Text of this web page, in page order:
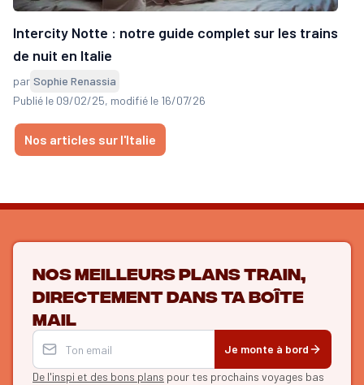
Intercity Notte : notre guide complet sur les trains
de nuit en Italie
par Sophie Renassia
Publié le 09/02/25, modifié le 16/07/26
Nos articles sur l'Italie
Nos meilleurs plans train,
directement dans ta boîte
mail
Je monte à bord
De l'inspi et des bons plans pour tes prochains voyages bas